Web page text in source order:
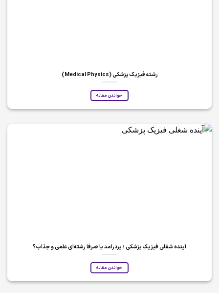
رشته فیزیک پزشکی (Medical Physics)
خواندن مقاله
آینده شغلی فیزیک پزشکی ؛ پردرآمد یا صرفا رشته‌ای علمی و جذاب؟
خواندن مقاله